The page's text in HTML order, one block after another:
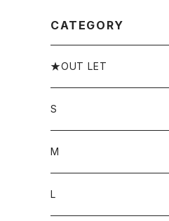
CATEGORY
★OUT LET
S
M
L